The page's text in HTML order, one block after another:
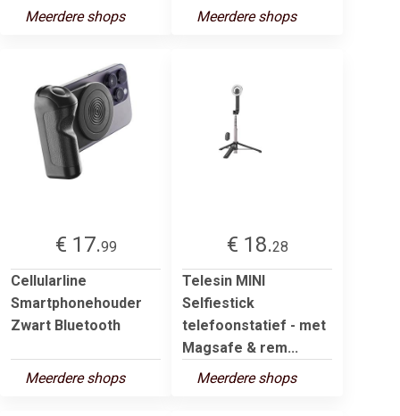
Meerdere shops Meerdere shops
€ 17.99
Cellularline
Smartphonehouder
Zwart Bluetooth
Meerdere shops
€ 18.28
Telesin MINI
Selfiestick
telefoonstatief - met
Magsafe & rem...
Meerdere shops